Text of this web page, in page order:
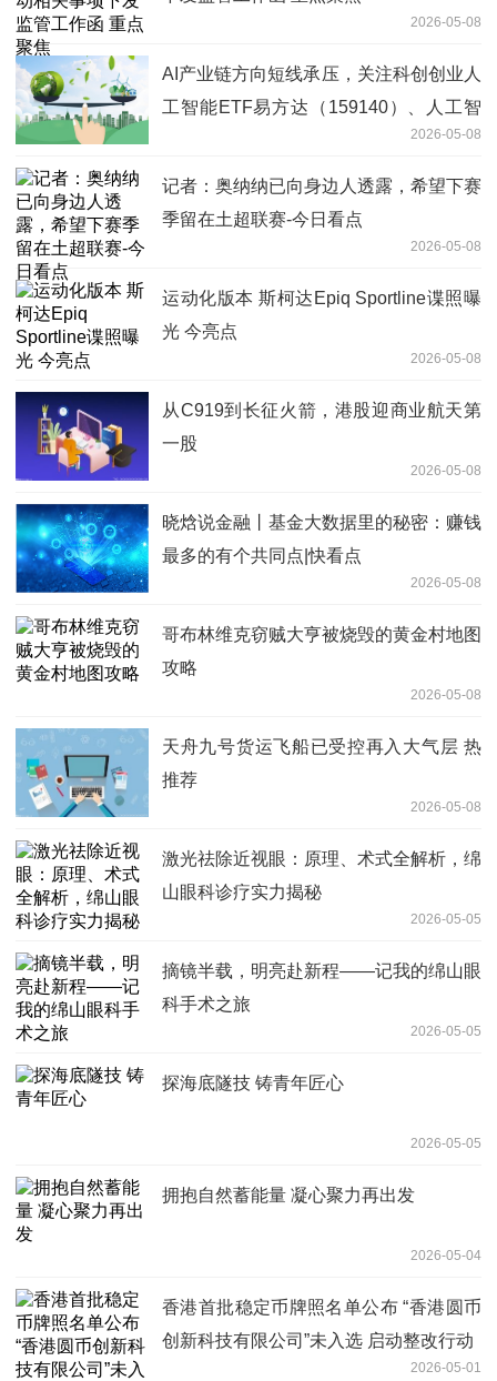
2026-05-08
AI产业链方向短线承压，关注科创创业人
工智能ETF易方达（159140）、人工智
能ETF易方达（159819）投资机会-今日
看点
2026-05-08
记者：奥纳纳已向身边人透露，希望下赛
季留在土超联赛-今日看点
2026-05-08
运动化版本 斯柯达Epiq Sportline谍照曝
光 今亮点
2026-05-08
从C919到长征火箭，港股迎商业航天第
一股
2026-05-08
晓焓说金融丨基金大数据里的秘密：赚钱
最多的有个共同点|快看点
2026-05-08
哥布林维克窃贼大亨被烧毁的黄金村地图
攻略
2026-05-08
天舟九号货运飞船已受控再入大气层 热
推荐
2026-05-08
激光祛除近视眼：原理、术式全解析，绵
山眼科诊疗实力揭秘
2026-05-05
摘镜半载，明亮赴新程——记我的绵山眼
科手术之旅
2026-05-05
探海底隧技 铸青年匠心
2026-05-05
拥抱自然蓄能量 凝心聚力再出发
2026-05-04
香港首批稳定币牌照名单公布 “香港圆币
创新科技有限公司”未入选 启动整改行动
2026-05-01